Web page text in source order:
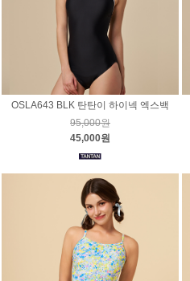
OSLA643 BLK 탄탄이 하이넥 엑스백
95,000원
45,000원